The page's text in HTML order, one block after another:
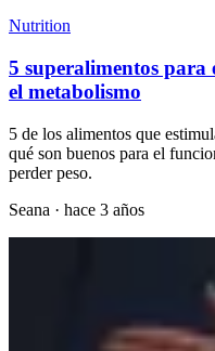
Nutrition
5 superalimentos para
el metabolismo
5 de los alimentos que
qué son buenos para el
perder peso.
Seana · hace 3 años